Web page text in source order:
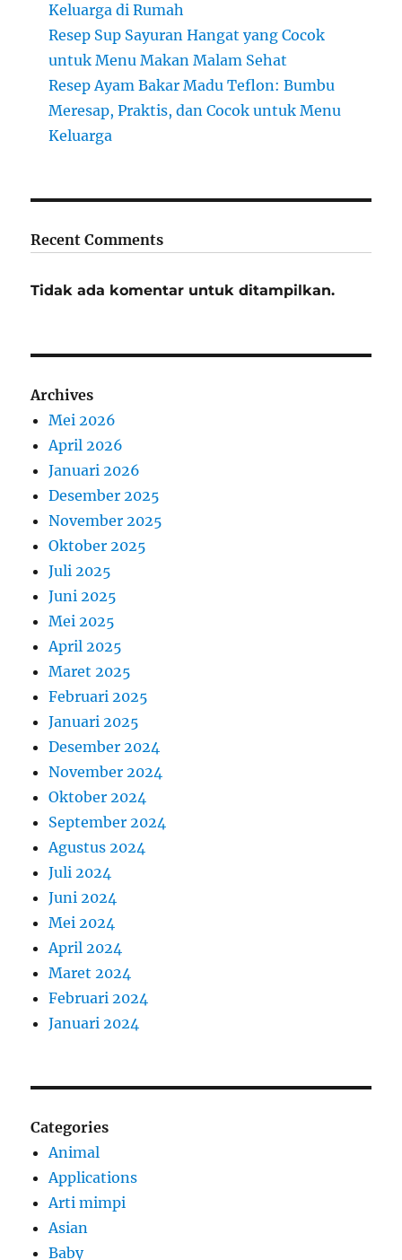
Keluarga di Rumah
Resep Sup Sayuran Hangat yang Cocok
untuk Menu Makan Malam Sehat
Resep Ayam Bakar Madu Teflon: Bumbu
Meresap, Praktis, dan Cocok untuk Menu
Keluarga
Recent Comments
Tidak ada komentar untuk ditampilkan.
Archives
Mei 2026
April 2026
Januari 2026
Desember 2025
November 2025
Oktober 2025
Juli 2025
Juni 2025
Mei 2025
April 2025
Maret 2025
Februari 2025
Januari 2025
Desember 2024
November 2024
Oktober 2024
September 2024
Agustus 2024
Juli 2024
Juni 2024
Mei 2024
April 2024
Maret 2024
Februari 2024
Januari 2024
Categories
Animal
Applications
Arti mimpi
Asian
Baby